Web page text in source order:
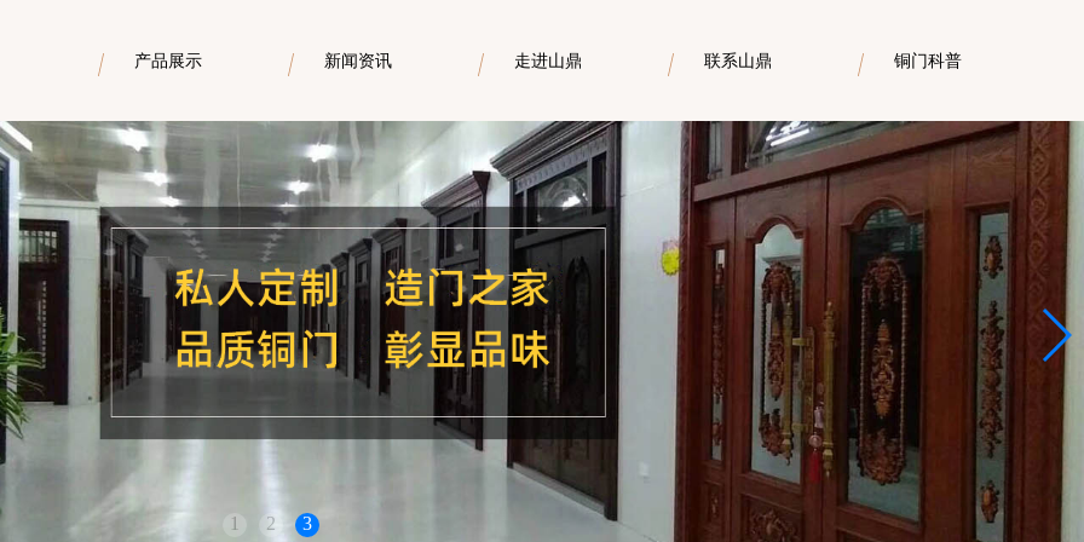
产品展示 新闻资讯 走进山鼎 联系山鼎 铜门科普
1 2 3